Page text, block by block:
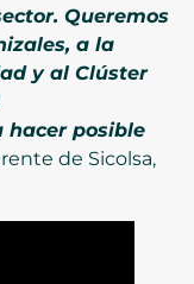
Queremos
a la
y al Clúster
hacer posible
de Sicolsa,